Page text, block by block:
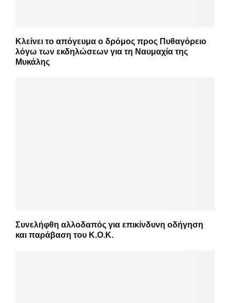
Κλείνει το απόγευμα ο δρόμος προς Πυθαγόρειο
λόγω των εκδηλώσεων για τη Ναυμαχία της
Μυκάλης
Συνελήφθη αλλοδαπός για επικίνδυνη οδήγηση
και παράβαση του Κ.Ο.Κ.